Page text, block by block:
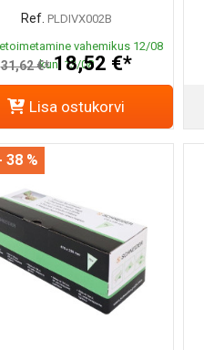
Ref. PLDIVX002B
vahemikus 12/08
kuni 13/08
31,62 €* 18,52 €*
Lisa ostukorvi
38 %